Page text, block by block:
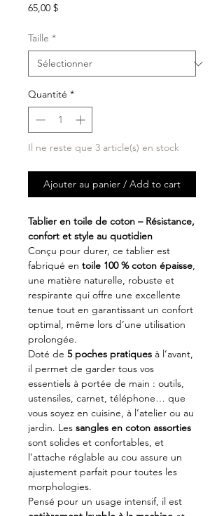
65,00 $Prix
Taille *
Quantité *
Il ne reste que 3 article(s) en stock
Ajouter au panier / Add to cart
Tablier en toile de coton – Résistance,
confort et style au quotidien
Conçu pour durer, ce tablier est
fabriqué en toile 100 % coton épaisse,
une matière naturelle, robuste et
respirante qui offre une excellente
tenue tout en garantissant un confort
optimal, même lors d’une utilisation
prolongée.
Doté de 5 poches pratiques à l’avant,
il permet de garder tous vos
essentiels à portée de main : outils,
ustensiles, carnet, téléphone… que
vous soyez en cuisine, à l’atelier ou au
jardin. Les sangles en coton assorties
sont solides et confortables, et
l’attache réglable au cou assure un
ajustement parfait pour toutes les
morphologies.
Pensé pour un usage intensif, il est